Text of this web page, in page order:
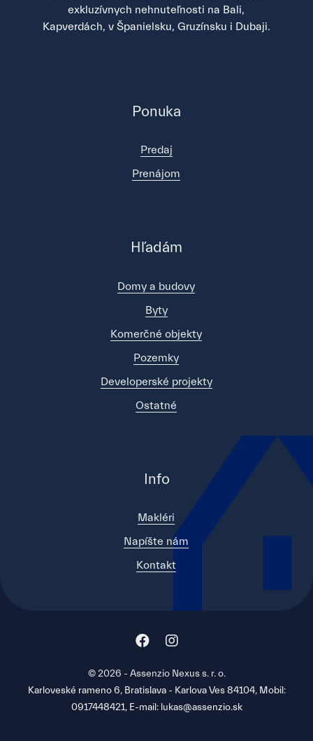
exkluzívnych nehnuteľnosti na Bali,
Kapverdách, v Španielsku, Gruzínsku i Dubaji.
Ponuka
Predaj
Prenájom
Hľadám
Domy a budovy
Byty
Komerčné objekty
Pozemky
Developerské projekty
Ostatné
Info
Makléri
Napíšte nám
Kontakt
© 2026 - Assenzio Nexus s. r. o.
Karloveské rameno 6, Bratislava - Karlova Ves 84104, Mobil:
0917448421, E-mail: lukas@assenzio.sk